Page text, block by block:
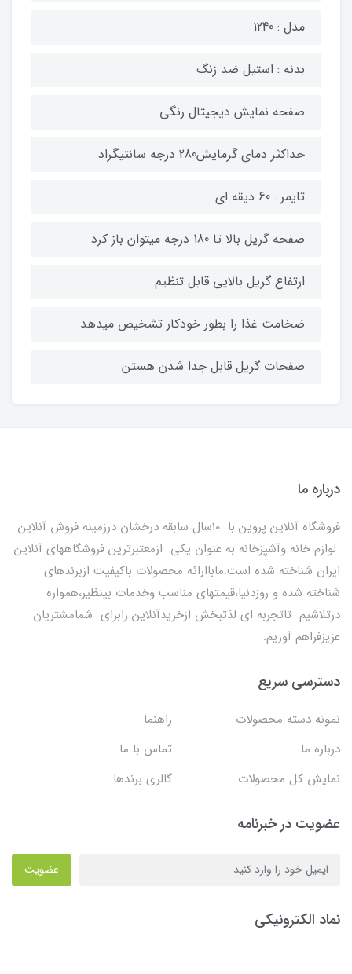
مدل : 1240
بدنه : استیل ضد زنگ
صفحه نمایش دیجیتال رنگی
حداکثر دمای گرمایش280 درجه سانتیگراد
تایمر : 60 دیقه ای
صفحه گریل بالا تا 180 درجه میتوان باز کرد
ارتفاع گریل بالایی قابل تنظیم
ضخامت غذا را بطور خودکار تشخیص میدهد
صفحات گریل قابل جدا شدن هستن
درباره ما
فروشگاه آنلاین پروین با 10سال سابقه درخشان درزمینه فروش آنلاین
لوازم خانه وآشپزخانه به عنوان یکی ازمعتبرترین فروشگاههای آنلاین
ایران شناخته شده است.ماباارائه محصولات باکیفیت ازبرندهای
شناخته شده و روزدنیا،قیمتهای مناسب وخدمات بینظیر،همواره
درتلاشیم تاتجربه ای لذتبخش ازخریدآنلاین رابرای شمامشتریان
عزیزفراهم آوریم.
دسترسی سریع
نمونه دسته محصولات
راهنما
درباره ما
تماس با ما
نمایش کل محصولات
گالری برندها
عضویت در خبرنامه
عضویت
نماد الکترونیکی